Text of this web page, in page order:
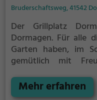
Bruderschaftsweg, 41542
Der Grillplatz
Dormagen. Für alle
Garten haben, im
gemütlich mit
Gegrillt wird hier mit
Mehr erfahren